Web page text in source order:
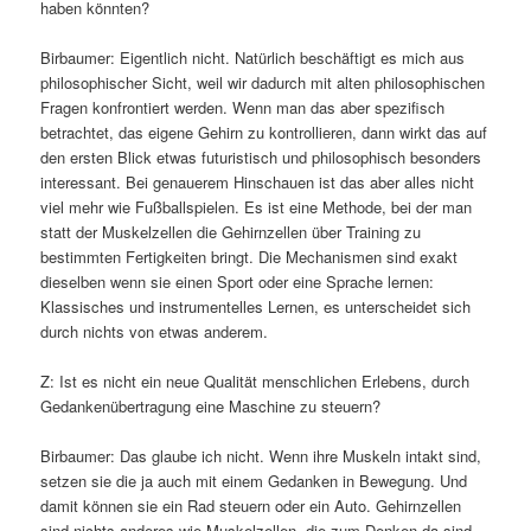
haben könnten?
Birbaumer: Eigentlich nicht. Natürlich beschäftigt es mich aus
philosophischer Sicht, weil wir dadurch mit alten philosophischen
Fragen konfrontiert werden. Wenn man das aber spezifisch
betrachtet, das eigene Gehirn zu kontrollieren, dann wirkt das auf
den ersten Blick etwas futuristisch und philosophisch besonders
interessant. Bei genauerem Hinschauen ist das aber alles nicht
viel mehr wie Fußballspielen. Es ist eine Methode, bei der man
statt der Muskelzellen die Gehirnzellen über Training zu
bestimmten Fertigkeiten bringt. Die Mechanismen sind exakt
dieselben wenn sie einen Sport oder eine Sprache lernen:
Klassisches und instrumentelles Lernen, es unterscheidet sich
durch nichts von etwas anderem.
Z: Ist es nicht ein neue Qualität menschlichen Erlebens, durch
Gedankenübertragung eine Maschine zu steuern?
Birbaumer: Das glaube ich nicht. Wenn ihre Muskeln intakt sind,
setzen sie die ja auch mit einem Gedanken in Bewegung. Und
damit können sie ein Rad steuern oder ein Auto. Gehirnzellen